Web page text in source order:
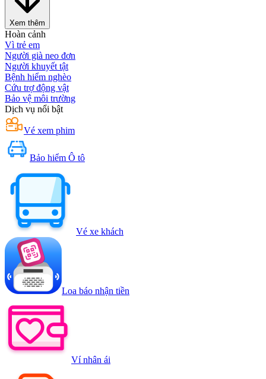
Xem thêm
Hoàn cảnh
Vì trẻ em
Người già neo đơn
Người khuyết tật
Bệnh hiểm nghèo
Cứu trợ động vật
Bảo vệ môi trường
Dịch vụ nổi bật
Vé xem phim
Bảo hiểm Ô tô
Vé xe khách
Loa báo nhận tiền
Ví nhân ái